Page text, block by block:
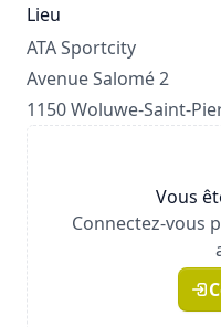
Lieu
ATA Sportcity
Avenue Salomé 2
1150 Woluwe-Saint-
Vous
Connectez-vous